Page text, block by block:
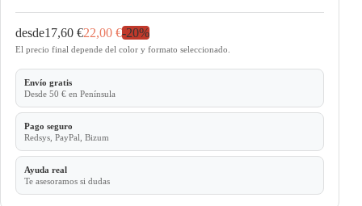
desde17,60 €22,00 €-20%
El precio final depende del color y formato seleccionado.
Envío gratis
Desde 50 € en Península
Pago seguro
Redsys, PayPal, Bizum
Ayuda real
Te asesoramos si dudas